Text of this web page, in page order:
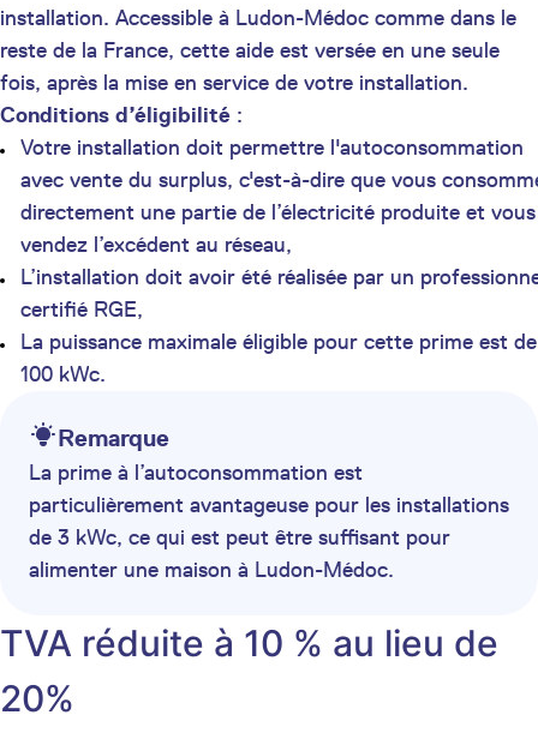
installation. Accessible à Ludon-Médoc comme dans le
reste de la France, cette aide est versée en une seule
fois, après la mise en service de votre installation.
Conditions d’éligibilité :
Votre installation doit permettre l'autoconsommation
avec vente du surplus, c'est-à-dire que vous
directement une partie de l’électricité produite et vous
vendez l’excédent au réseau,
L’installation doit avoir été réalisée par un
certifié RGE,
La puissance maximale éligible pour cette prime est de
100 kWc.
Remarque
La prime à l’autoconsommation est
particulièrement avantageuse pour les installations
de 3 kWc, ce qui est peut être suffisant pour
alimenter une maison à Ludon-Médoc.
TVA réduite à 10 % au lieu de
20%